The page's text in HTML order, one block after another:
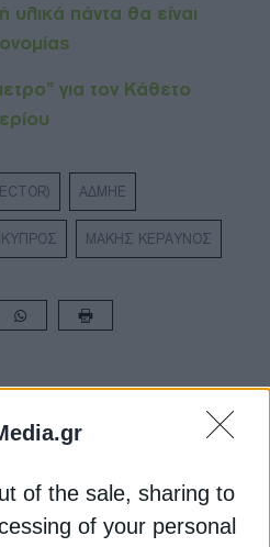
of the sale, sharing to
of your personal
πάντα θα είναι
για τον Κάθετο
ΑΔΜΗΕ
ΚΥΠΡΟΣ ΜΑΚΗΣ ΚΕΡΑΥΝΟΣ